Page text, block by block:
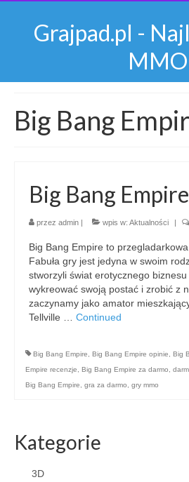
Grajpad.pl -
MMO
Big Bang
Big Bang Empire
przez admin | wpis w: Aktualności |
Big Bang Empire to przegladarkowa
Fabuła gry jest jedyna w swoim
stworzyli świat erotycznego
wykreować swoją postać i zrobić z
zaczynamy jako amator
Tellville … Continued
Big Bang Empire Big Bang Empire opinie Big
Empire recenzje
Big Bang Empire za darmo
Big Bang Empire
gra za darmo gry mmo
Kategorie
3D